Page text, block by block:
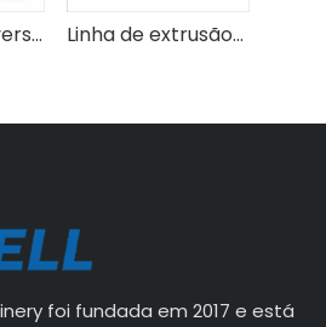
Linha de extrusão de tubo de cloreto de polivinil da série MFH (PVC) Triturador pesado da série DYPS-Z
foi fundada em 2017 e está